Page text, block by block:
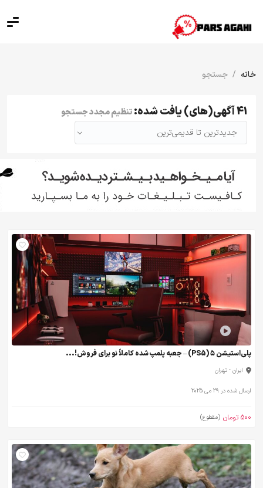
خانه جستجو
41 آگهی(های) یافت شده:
تنظیم مجدد جستجو
جدیدترین تا قدیمی‌ترین
پلی‌استیشن ۵ (PS5) – جعبه پلمپ شده کاملاً نو برای فروش!...
ایران - تهران
ارسال شده در 29 می 2025
500 تومان (مقطوع)